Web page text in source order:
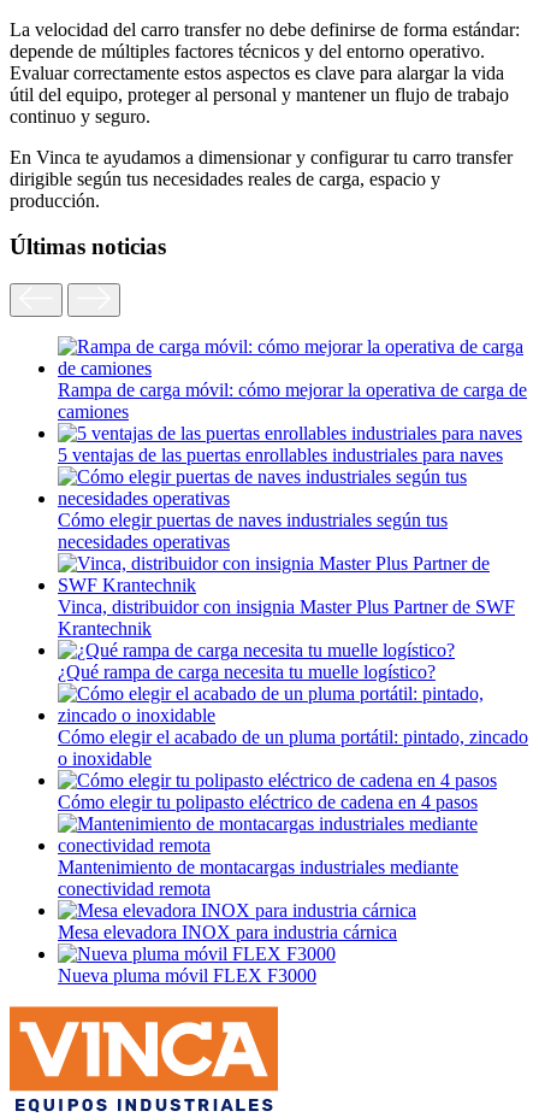
La velocidad del carro transfer no debe definirse de forma estándar:
depende de múltiples factores técnicos y del entorno operativo.
Evaluar correctamente estos aspectos es clave para alargar la vida
útil del equipo, proteger al personal y mantener un flujo de trabajo
continuo y seguro.
En Vinca te ayudamos a dimensionar y configurar tu carro transfer
dirigible según tus necesidades reales de carga, espacio y
producción.
Últimas noticias
Rampa de carga móvil: cómo mejorar la operativa de carga de
camiones
5 ventajas de las puertas enrollables industriales para naves
Cómo elegir puertas de naves industriales según tus
necesidades operativas
Vinca, distribuidor con insignia Master Plus Partner de SWF
Krantechnik
¿Qué rampa de carga necesita tu muelle logístico?
Cómo elegir el acabado de un pluma portátil: pintado, zincado
o inoxidable
Cómo elegir tu polipasto eléctrico de cadena en 4 pasos
Mantenimiento de montacargas industriales mediante
conectividad remota
Mesa elevadora INOX para industria cárnica
Nueva pluma móvil FLEX F3000